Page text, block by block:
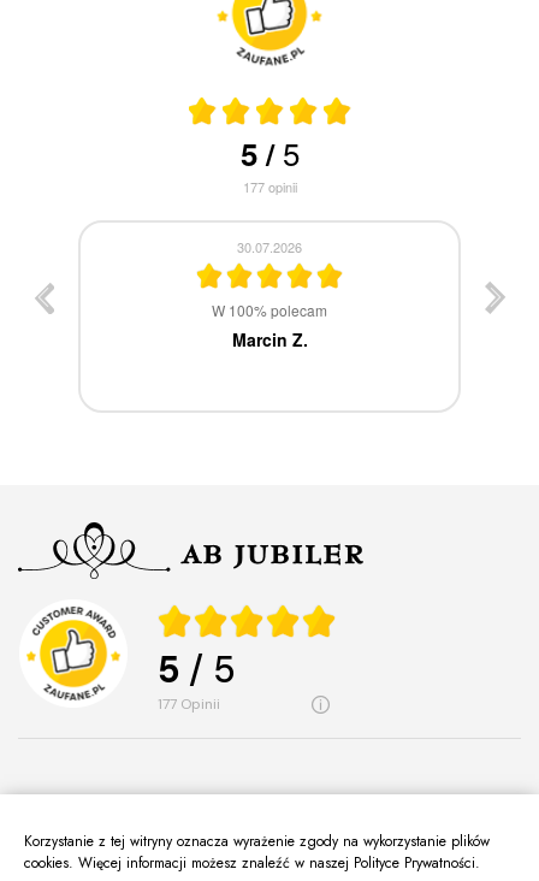
5/5
177opinii
30.07.2026
W 100% polecam
Marcin Z.
5 / 5
177 opinii
O Nas
Korzystanie z tej witryny oznacza wyrażenie zgody na wykorzystanie plików
cookies. Więcej informacji możesz znaleźć w naszej Polityce Prywatności.